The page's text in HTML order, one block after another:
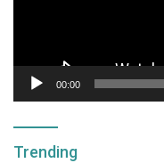
00:00
Trending